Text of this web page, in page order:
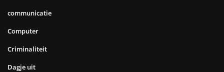
communicatie
Computer
Criminaliteit
Dagje uit